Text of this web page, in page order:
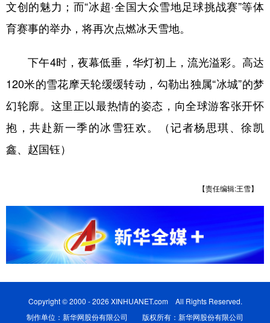
文创的魅力；而“冰超·全国大众雪地足球挑战赛”等体
育赛事的举办，将再次点燃冰天雪地。
下午4时，夜幕低垂，华灯初上，流光溢彩。高达
120米的雪花摩天轮缓缓转动，勾勒出独属“冰城”的梦
幻轮廓。这里正以最热情的姿态，向全球游客张开怀
抱，共赴新一季的冰雪狂欢。（记者杨思琪、徐凯
鑫、赵国钰）
【责任编辑:王雪】
Copyright © 2000 - 2026 XINHUANET.com All Rights Reserved.
制作单位：新华网股份有限公司 版权所有：新华网股份有限公司